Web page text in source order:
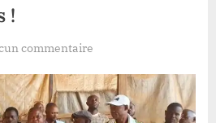
!
commentaire
Uele/la
révolte